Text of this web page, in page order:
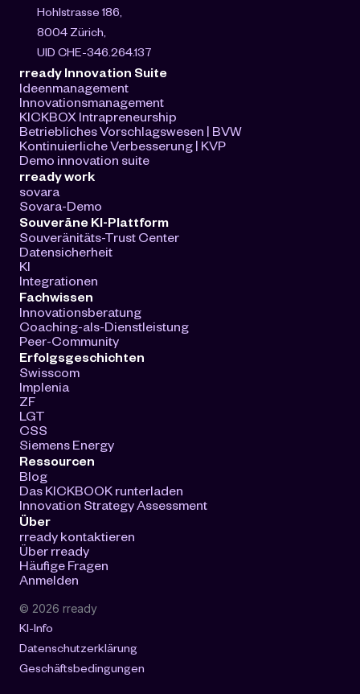
Hohlstrasse 186,
8004 Zürich,
UID CHE-346.264.137
rready Innovation Suite
Ideenmanagement
Innovationsmanagement
KICKBOX Intrapreneurship
Betriebliches Vorschlagswesen | BVW
Kontinuierliche Verbesserung | KVP
Demo innovation suite
rready work
sovara
Sovara-Demo
Souveräne KI-Plattform
Souveränitäts-Trust Center
Datensicherheit
KI
Integrationen
Fachwissen
Innovationsberatung
Coaching-als-Dienstleistung
Peer-Community
Erfolgsgeschichten
Swisscom
Implenia
ZF
LGT
CSS
Siemens Energy
Ressourcen
Blog
Das KICKBOOK runterladen
Innovation Strategy Assessment
Über
rready kontaktieren
Über rready
Häufige Fragen
Anmelden
© 2026 rready
KI-Info
Datenschutzerklärung
Geschäftsbedingungen